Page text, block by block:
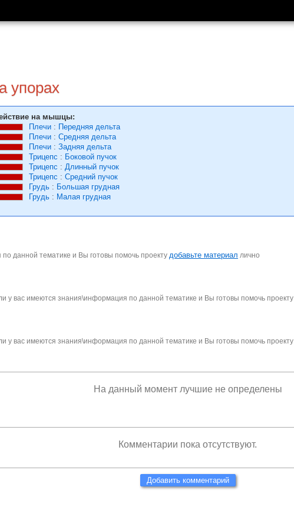
упорах
на мышцы:
Плечи : Передняя дельта
Плечи : Средняя дельта
Плечи : Задняя дельта
Трицепс : Боковой пучок
Трицепс : Длинный пучок
Трицепс : Средний пучок
Грудь : Большая грудная
Грудь : Малая грудная
данной тематике и Вы готовы помочь проекту добавьте материал лично
у вас имеются знания\информация по данной тематике и Вы готовы помочь проекту
у вас имеются знания\информация по данной тематике и Вы готовы помочь проекту
На данный момент лучшие не определены
Комментарии пока отсутствуют.
Добавить комментарий